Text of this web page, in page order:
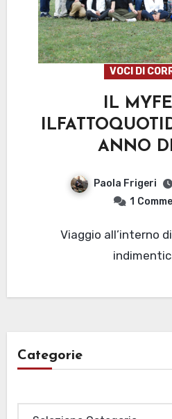
VOCI DI
IL
ANNO
Paola Frigeri
1
Viaggio all’interno di un’esperienza
Categorie